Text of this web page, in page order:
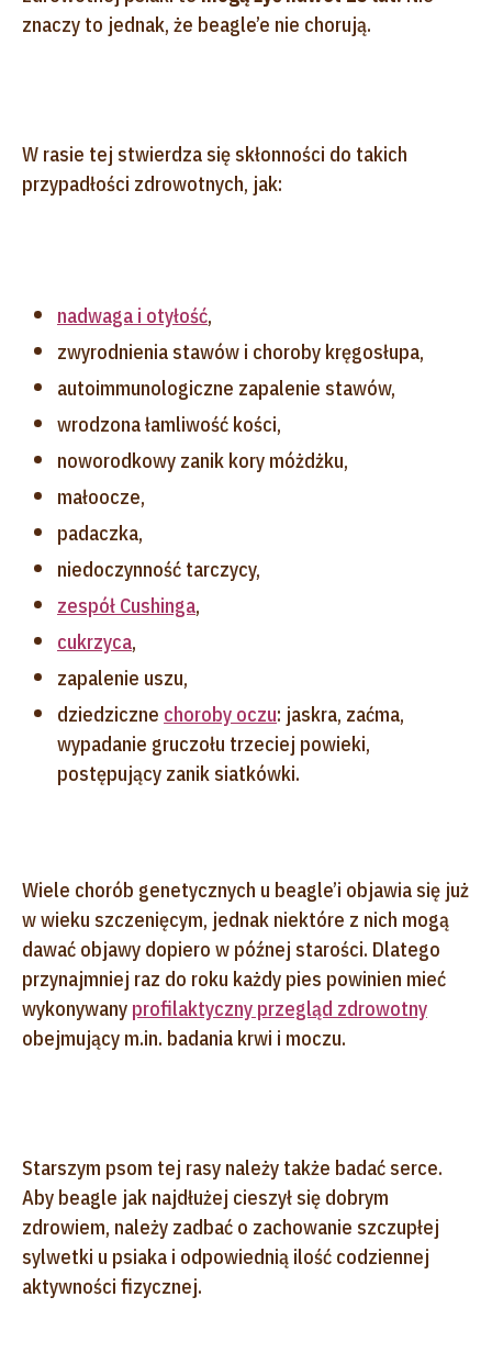
znaczy to jednak, że beagle’e nie chorują.
W rasie tej stwierdza się skłonności do takich
przypadłości zdrowotnych, jak:
nadwaga i otyłość,
zwyrodnienia stawów i choroby kręgosłupa,
autoimmunologiczne zapalenie stawów,
wrodzona łamliwość kości,
noworodkowy zanik kory móżdżku,
małoocze,
padaczka,
niedoczynność tarczycy,
zespół Cushinga,
cukrzyca,
zapalenie uszu,
dziedziczne choroby oczu: jaskra, zaćma,
wypadanie gruczołu trzeciej powieki,
postępujący zanik siatkówki.
Wiele chorób genetycznych u beagle’i objawia się już
w wieku szczenięcym, jednak niektóre z nich mogą
dawać objawy dopiero w późnej starości. Dlatego
przynajmniej raz do roku każdy pies powinien mieć
wykonywany profilaktyczny przegląd zdrowotny
obejmujący m.in. badania krwi i moczu.
Starszym psom tej rasy należy także badać serce.
Aby beagle jak najdłużej cieszył się dobrym
zdrowiem, należy zadbać o zachowanie szczupłej
sylwetki u psiaka i odpowiednią ilość codziennej
aktywności fizycznej.